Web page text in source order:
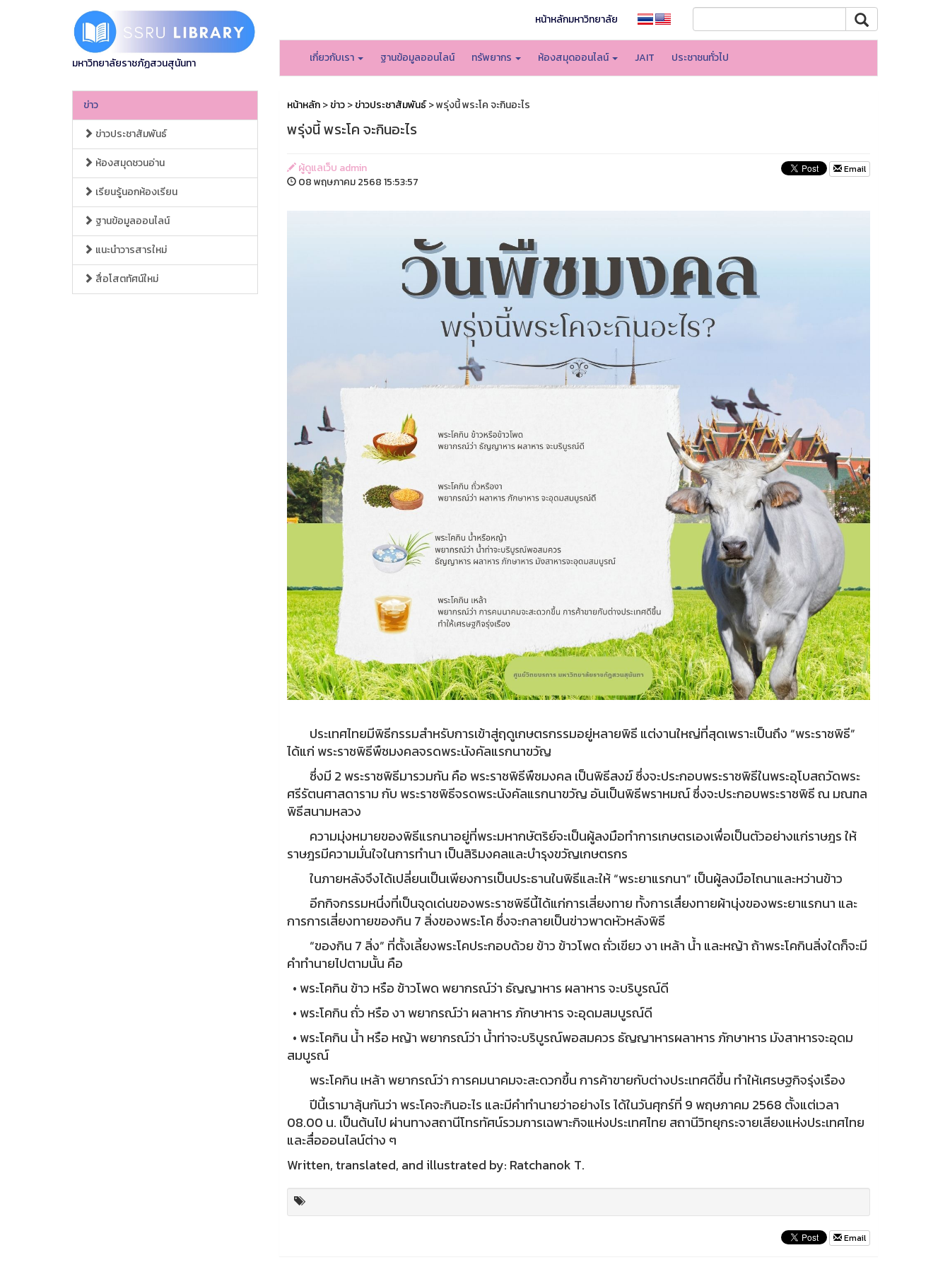
มหาวิทยาลัยราชภัฏสวนสุนันทา
หน้าหลักมหาวิทยาลัย
เกี่ยวกับเรา ฐานข้อมูลออนไลน์ ทรัพยากร ห้องสมุดออนไลน์ JAIT ประชาชนทั่วไป
ข่าว
ข่าวประชาสัมพันธ์
ห้องสมุดชวนอ่าน
เรียนรู้นอกห้องเรียน
ฐานข้อมูลออนไลน์
แนะนำวารสารใหม่
สื่อโสตทัศน์ใหม่
หน้าหลัก>ข่าว>ข่าวประชาสัมพันธ์> พรุ่งนี้ พระโค จะกินอะไร
พรุ่งนี้ พระโค จะกินอะไร
ผู้ดูแลเว็บ admin
08 พฤษภาคม 2568 15:53:57
Email
ประเทศไทยมีพิธีกรรมสำหรับการเข้าสู่ฤดูเกษตรกรรมอยู่หลายพิธี แต่งานใหญ่ที่สุดเพราะเป็นถึง “พระราชพิธี”
ได้แก่ พระราชพิธีพืชมงคลจรดพระนังคัลแรกนาขวัญ
ซึ่งมี 2 พระราชพิธีมารวมกัน คือ พระราชพิธีพืชมงคล เป็นพิธีสงฆ์ ซึ่งจะประกอบพระราชพิธีในพระอุโบสถวัดพระ
ศรีรัตนศาสดาราม กับ พระราชพิธีจรดพระนังคัลแรกนาขวัญ อันเป็นพิธีพราหมณ์ ซึ่งจะประกอบพระราชพิธี ณ มณฑล
พิธีสนามหลวง
ความมุ่งหมายของพิธีแรกนาอยู่ที่พระมหากษัตริย์จะเป็นผู้ลงมือทำการเกษตรเองเพื่อเป็นตัวอย่างแก่ราษฎร ให้
ราษฎรมีความมั่นใจในการทำนา เป็นสิริมงคลและบำรุงขวัญเกษตรกร
ในภายหลังจึงได้เปลี่ยนเป็นเพียงการเป็นประธานในพิธีและให้ “พระยาแรกนา” เป็นผู้ลงมือไถนาและหว่านข้าว
อีกกิจกรรมหนึ่งที่เป็นจุดเด่นของพระราชพิธีนี้ได้แก่การเสี่ยงทาย ทั้งการเสื่ยงทายผ้านุ่งของพระยาแรกนา และ
การการเสี่ยงทายของกิน 7 สิ่งของพระโค ซึ่งจะกลายเป็นข่าวพาดหัวหลังพิธี
“ของกิน 7 สิ่ง” ที่ตั้งเลี้ยงพระโคประกอบด้วย ข้าว ข้าวโพด ถั่วเขียว งา เหล้า น้ำ และหญ้า ถ้าพระโคกินสิ่งใดก็จะมี
คำทำนายไปตามนั้น คือ
• พระโคกิน ข้าว หรือ ข้าวโพด พยากรณ์ว่า ธัญญาหาร ผลาหาร จะบริบูรณ์ดี
• พระโคกิน ถั่ว หรือ งา พยากรณ์ว่า ผลาหาร ภักษาหาร จะอุดมสมบูรณ์ดี
• พระโคกิน น้ำ หรือ หญ้า พยากรณ์ว่า น้ำท่าจะบริบูรณ์พอสมควร ธัญญาหารผลาหาร ภักษาหาร มังสาหารจะอุดม
สมบูรณ์
พระโคกิน เหล้า พยากรณ์ว่า การคมนาคมจะสะดวกขึ้น การค้าขายกับต่างประเทศดีขึ้น ทำให้เศรษฐกิจรุ่งเรือง
ปีนี้เรามาลุ้นกันว่า พระโคจะกินอะไร และมีคำทำนายว่าอย่างไร ได้ในวันศุกร์ที่ 9 พฤษภาคม 2568 ตั้งแต่เวลา
08.00 น. เป็นต้นไป ผ่านทางสถานีโทรทัศน์รวมการเฉพาะกิจแห่งประเทศไทย สถานีวิทยุกระจายเสียงแห่งประเทศไทย
และสื่อออนไลน์ต่าง ๆ
Written, translated, and illustrated by: Ratchanok T.
Email